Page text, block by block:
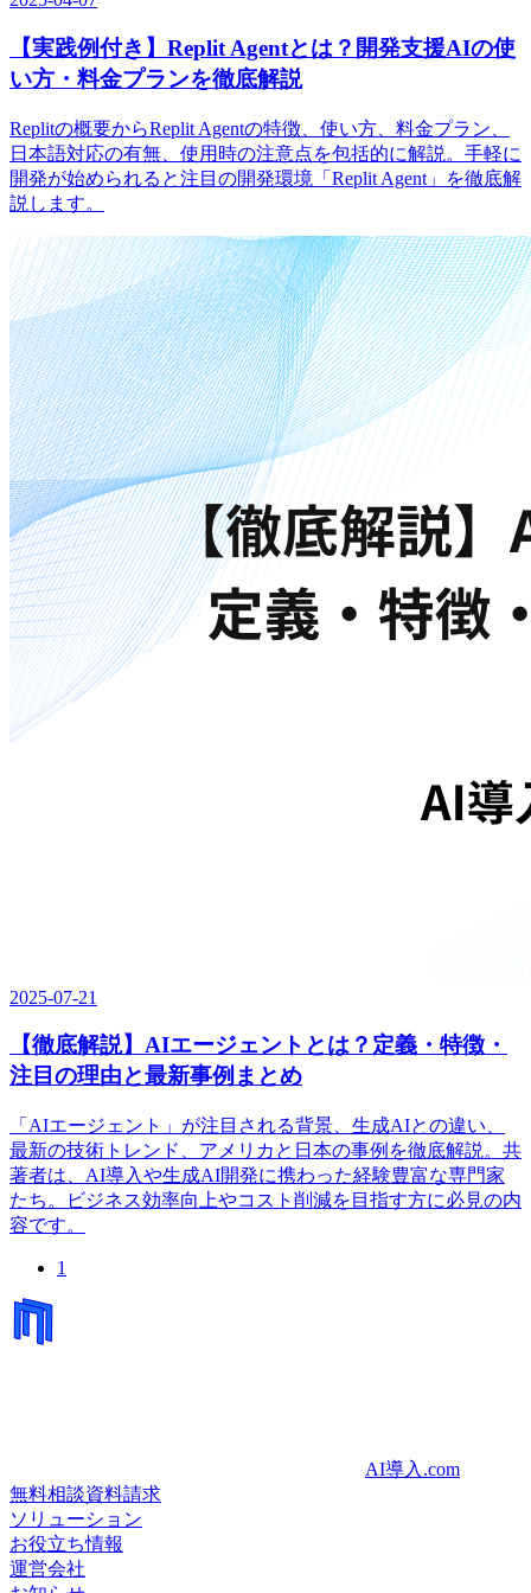
【実践例付き】Replit Agentとは？開発支援AIの使
い方・料金プランを徹底解説
Replitの概要からReplit Agentの特徴、使い方、料金プラン、
日本語対応の有無、使用時の注意点を包括的に解説。手軽に
開発が始められると注目の開発環境「Replit Agent」を徹底解
説します。
2025-07-21
【徹底解説】AIエージェントとは？定義・特徴・
注目の理由と最新事例まとめ
「AIエージェント」が注目される背景、生成AIとの違い、
最新の技術トレンド、アメリカと日本の事例を徹底解説。共
著者は、AI導入や生成AI開発に携わった経験豊富な専門家
たち。ビジネス効率向上やコスト削減を目指す方に必見の内
容です。
1
AI導入.com
無料相談資料請求
ソリューション
お役立ち情報
運営会社